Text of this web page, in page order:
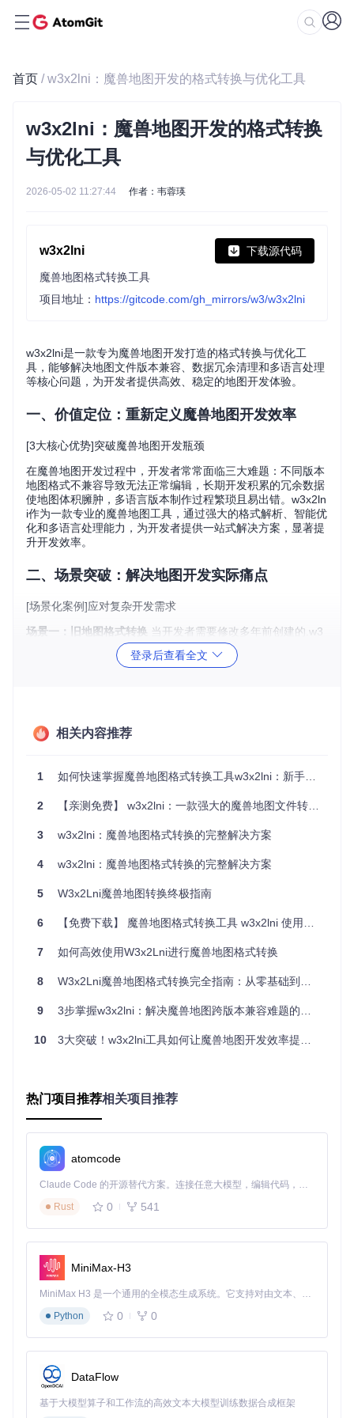
首页 / w3x2lni：魔兽地图开发的格式转换与优化工具
w3x2lni：魔兽地图开发的格式转换
与优化工具
2026-05-02 11:27:44 作者：韦蓉瑛
w3x2lni 下载源代码
魔兽地图格式转换工具
项目地址： https://gitcode.com/gh_mirrors/w3/w3x2lni
w3x2lni是一款专为魔兽地图开发打造的格式转换与优化工
具，能够解决地图文件版本兼容、数据冗余清理和多语言处理
等核心问题，为开发者提供高效、稳定的地图开发体验。
一、价值定位：重新定义魔兽地图开发效率
[3大核心优势]突破魔兽地图开发瓶颈
在魔兽地图开发过程中，开发者常常面临三大难题：不同版本
地图格式不兼容导致无法正常编辑，长期开发积累的冗余数据
使地图体积臃肿，多语言版本制作过程繁琐且易出错。w3x2ln
i作为一款专业的魔兽地图工具，通过强大的格式解析、智能优
化和多语言处理能力，为开发者提供一站式解决方案，显著提
升开发效率。
二、场景突破：解决地图开发实际痛点
[场景化案例]应对复杂开发需求
场景一：旧地图格式转换 当开发者需要修改多年前创建的.w3
x格式地图时，常常因新版本编辑器不兼容而无法打开。w3x2l
ni能够准确解析旧地图文件，将其转换为当前编辑器支持的格
能，可自动识别并清理冗余信息，使地图加载速度提升30%以
上。
场景三：多语言版本制作 制作面向全球玩家的地图时，手动转
换多语言文本容易出现错误和不一致。w3x2lni能自动提取并
处理多语言字符串，确保文本格式正确、翻译一致，轻松实现
多语言版本发布。
w3x2lni的智能识别引擎位于/core目录下，通过预设规则和模
式匹配，深入理解魔兽地图的内部结构，准确识别各种复杂的
数据格式和特殊标记，为后续处理提供基础。
[数据优化算法]高效精简地图数据 📊
工具采用独特的优化算法，对地图数据进行深度分析，合并重
提下，最大限度减小文件体积。
[模块化架构]灵活扩展功能 🔧
力，无需修改核心代码。
四、实战指南：快速上手使用工具
[操作步骤]轻松掌握核心功能
克隆项目仓库到本地
运行工具主程序
选择需要处理的地图文件
执行操作并查看结果
五、高手秘籍：解锁工具高级功能
[进阶使用场景]
批量处理地图文件 ：通过命令行模式实现多个地图文件的
开发自定义插件
或自定义导出格式。
[常见问题解决方案]
登录后查看全文
相关内容推荐
1 如何快速掌握魔兽地图格式转换工具w3x2lni：新手必备的完整指南
2 【亲测免费】 w3x2lni：一款强大的魔兽地图文件转换工具
3 w3x2lni：魔兽地图格式转换的完整解决方案
4 w3x2lni：魔兽地图格式转换的完整解决方案
5 W3x2Lni魔兽地图转换终极指南
6 【免费下载】 魔兽地图格式转换工具 w3x2lni 使用教程
7 如何高效使用W3x2Lni进行魔兽地图格式转换
8 W3x2Lni魔兽地图格式转换完全指南：从零基础到精通
9 3步掌握w3x2lni：解决魔兽地图跨版本兼容难题的高效方案
10 3大突破！w3x2lni工具如何让魔兽地图开发效率提升60%
热门项目推荐相关项目推荐
atomcode
Claude Code 的开源替代方案。连接任意大模型，编辑代码，运行命令，自动验证 — 全自动执行。用 Rust 构建，极致性能。 ｜ An open-source alternative to Claude Code. Connect any LLM, edit code, run commands, and verify changes — autonomously. Built in Rust for speed. Get Started
Rust
0 541
MiniMax-H3
MiniMax H3 是一个通用的全模态生成系统。它支持对由文本、图像、视频和音频组成的多模态上下文进行统一理解，并能生成分辨率高达 2K、时长可达 15 秒的带原生立体声音频的视频。得益于面向任务泛化的系统设计，H3 在预训练阶段就已具备广泛的多模态上下文理解与生成能力，能够出色地执行复杂的多模态指令。
Python
0 0
DataFlow
基于大模型算子和工作流的高效文本大模型训练数据合成框架